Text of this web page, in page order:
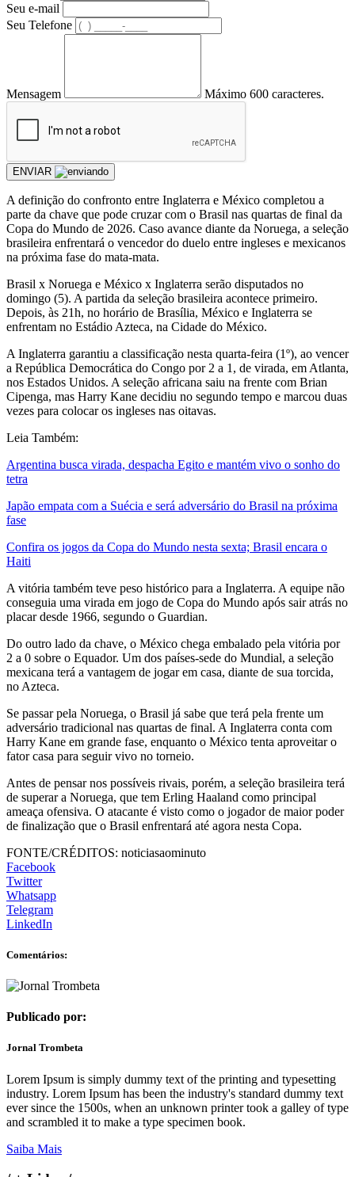
Seu e-mail
Seu Telefone
Mensagem Máximo 600 caracteres.
ENVIAR
A definição do confronto entre Inglaterra e México completou a
parte da chave que pode cruzar com o Brasil nas quartas de final da
Copa do Mundo de 2026. Caso avance diante da Noruega, a seleção
brasileira enfrentará o vencedor do duelo entre ingleses e mexicanos
na próxima fase do mata-mata.
Brasil x Noruega e México x Inglaterra serão disputados no
domingo (5). A partida da seleção brasileira acontece primeiro.
Depois, às 21h, no horário de Brasília, México e Inglaterra se
enfrentam no Estádio Azteca, na Cidade do México.
A Inglaterra garantiu a classificação nesta quarta-feira (1º), ao vencer
a República Democrática do Congo por 2 a 1, de virada, em Atlanta,
nos Estados Unidos. A seleção africana saiu na frente com Brian
Cipenga, mas Harry Kane decidiu no segundo tempo e marcou duas
vezes para colocar os ingleses nas oitavas.
Leia Também:
Argentina busca virada, despacha Egito e mantém vivo o sonho do
tetra
Japão empata com a Suécia e será adversário do Brasil na próxima
fase
Confira os jogos da Copa do Mundo nesta sexta; Brasil encara o
Haiti
A vitória também teve peso histórico para a Inglaterra. A equipe não
conseguia uma virada em jogo de Copa do Mundo após sair atrás no
placar desde 1966, segundo o Guardian.
Do outro lado da chave, o México chega embalado pela vitória por
2 a 0 sobre o Equador. Um dos países-sede do Mundial, a seleção
mexicana terá a vantagem de jogar em casa, diante de sua torcida,
no Azteca.
Se passar pela Noruega, o Brasil já sabe que terá pela frente um
adversário tradicional nas quartas de final. A Inglaterra conta com
Harry Kane em grande fase, enquanto o México tenta aproveitar o
fator casa para seguir vivo no torneio.
Antes de pensar nos possíveis rivais, porém, a seleção brasileira terá
de superar a Noruega, que tem Erling Haaland como principal
ameaça ofensiva. O atacante é visto como o jogador de maior poder
de finalização que o Brasil enfrentará até agora nesta Copa.
FONTE/CRÉDITOS: noticiasaominuto
Facebook
Twitter
Whatsapp
Telegram
LinkedIn
Comentários:
Publicado por:
Jornal Trombeta
Lorem Ipsum is simply dummy text of the printing and typesetting
industry. Lorem Ipsum has been the industry's standard dummy text
ever since the 1500s, when an unknown printer took a galley of type
and scrambled it to make a type specimen book.
Saiba Mais